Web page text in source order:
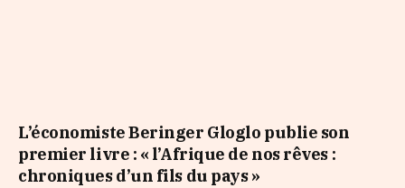
L’économiste Beringer Gloglo publie son
premier livre : « l’Afrique de nos rêves :
chroniques d’un fils du pays »